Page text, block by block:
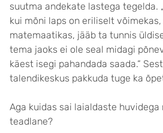
suutma andekate lastega tegelda.
kui mõni laps on eriliselt
matemaatikas, jääb ta tunnis
tema jaoks ei ole seal midagi
käest isegi pahandada saada.“
talendikeskus pakkuda tuge ka
Aga kuidas sai laialdaste
teadlane?